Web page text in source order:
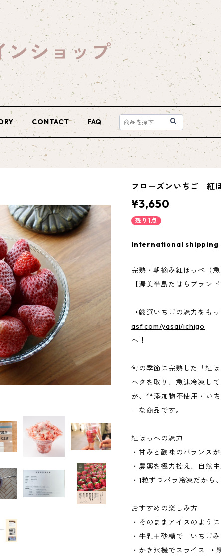
ンショップ
CONTACT FAQ
フローズンいちご 紅
¥3,650
残り1点
International shipping
完熟・朝摘み紅ほっぺ（急
【渥美半島たはらブランド
→厳選いちごの魅力をもっ
asf.com/yasai/ichigo
へ！
旬の季節に完熟した「紅
ヘタを取り、急速冷凍し
が、**添加物不使用・い
ーな商品です。
紅ほっぺの魅力
・甘みと酸味のバランス
・農薬を極力控え、自然
・1粒ずつバラ冷凍だから
おすすめの楽しみ方
・そのままアイスのように
・牛乳＋砂糖で「いちごみ
・かき氷機でスライス →